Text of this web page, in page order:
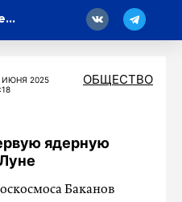
Герой России Сергей Бураков рассказал, что для него значит Родина
ИЮНЯ 2025
ОБЩЕСТВО
ядерную
Баканов